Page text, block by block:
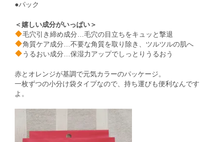
●パック
＜嬉しい成分がいっぱい＞
毛穴引き締め成分…毛穴の目立ちをキュッと撃退
角質ケア成分…不要な角質を取り除き、ツルツルの肌へ
うるおい成分…保湿力アップでしっとりうるおう
赤とオレンジが基調で元気カラーのパッケージ。
一枚ずつの小分け袋タイプなので、持ち運びも便利なんです
よ。